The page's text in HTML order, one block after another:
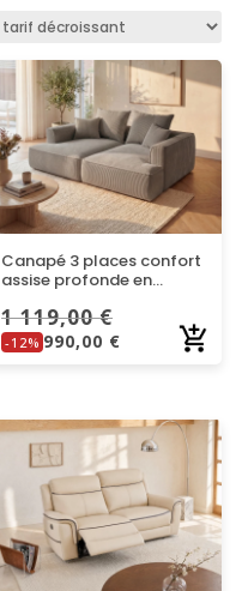
prix
décroissant
Canapé 3 places confort
assise profonde en
PINETA
1 119,00€
-12% 990,00 €